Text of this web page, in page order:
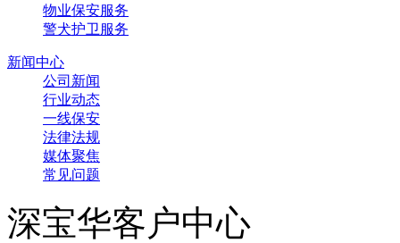
物业保安服务
警犬护卫服务
新闻中心
公司新闻
行业动态
一线保安
法律法规
媒体聚焦
常见问题
深宝华客户中心